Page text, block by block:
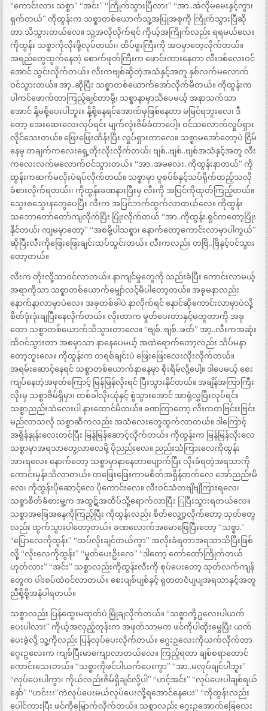
“ကောင်းလား သစ္စာ” “အင်း” “ကြိုက်သွားပြီလား” “အာ..အဲလိုမမေးနှင့်ကွာ၊
ရှက်တယ်” ကိုထွန်းက သစ္စာတစ်ယောက်သူ့အပြုအစုကို ကြိုက်သွားပြီဆို
တာ သိသွားတယ်လေ။ သူ့အလိုလိုက်ရင် ကိုယ့်အကြိုက်လည်း ရရမယ်လေ။
ကိုထွန်း သစ္စာကိုလိုးဖို့လုပ်တယ်၊၊ ထိပ်ဖူးကြီးကို အဝမှာတေ့လိုက်တယ်။
အရည်တွေထွက်နေတဲ့ စောက်ဖုတ်ကြီးက ဖောင်းကားနေတာ လီးဒစ်လေးဝင်
အောင် သွင်းလိုက်တယ်။ လီးကဗျစ်ဆိုတဲ့အသံနှင့်အတူ နှစ်လက်မလောက်
ဝင်သွားတယ်။ အာ့..ဆိုပြီး သစ္စာတစ်ယောက်အော်လိုက်မိတယ်။ ကိုထွန်းက
ပါကင်ဖောက်တာကြည့်ချင်တာမို့၊ သစ္စာနာမှာသိပေမယ့် အနာသက်သာ
အောင် နို့မစို့ပေးပါဘူး။ နို့စို့နေရင်အောက်မှဖြစ်နေတာ မမြင်ရဘူးလေ၊ ဒီ
တော့ အေးဆေးလေးလုပ်ရင်း မျက်လုံးဇိမ်ခံတာပေါ့။ ဝင်သလောက်လှုပ်ရှား
လိုင်သေးတယ်။ ဖြေးဖြေးထိန်းပြီး လှုပ်ရှားတာလေ။ သစ္စာမအော်တော့ပဲ ငြိမ်
နေမှ တချက်ကလေးရှေ့တိုးလိုးလိုက်တယ်၊ ဗျစ်..ဗျစ်..ဗျစ်အသံနှင့်အတူ လီး
ကလေးလက်မလောက်ဝင်သွားတယ်။ “အာ..အမလေး..ကိုထွန်းနာတယ်” ကို
ထွန်းကဆက်မလိုးပဲရပ်လိုက်တယ်။ သစ္စာမှာ ပူစပ်စ်နှင့်သပ်ရိုက်ထည့်သလို
ခံစားလိုက်ရတယ်၊၊ ကိုထွန်းခဏနားပြီးမှ လီးကို အပြင်ကိုထုတ်ကြည့်တယ်။
သွေးစသွေးနတွေပေပြီး လီးက အပြင်ဘက်ထွက်လာတယ်လေ။ ကိုထွန်း
သဘောတော်တော်ကျလိုက်ပြီး ပြုံးလိုက်တယ် “အာ..ကိုထွန်း.ရှင်ကတော့ပြုံး
နိုင်တယ်၊ ကျမမှာတော့” “အစမို့ပါသစ္စာ၊ နောက်တော့ကောင်းလာမှာပါကွယ်”
ဆိုပြီးလီးကိုဖြေးဖြေးချင်းထပ်သွင်းတယ်။ လီးကလည်း တဗြိ..ဗြိနှင့်ဝင်သွား
တော့တယ်။
လီးက တိုးလို့သာဝင်လာတယ်။ နာကျင်မှုတွေကို သည်းခံပြီး ကောင်းလာမယ့်
အရာကိုသာ သစ္စာတစ်ယောက်မျှော်လင့်မိပါတော့တယ်။ အခုမနာလည်း
နောက်နာလာမှာပဲလေ။ အခုတစ်ခါပဲ နာလိုက်ရင် နောင်ဆိုကောင်းလာမှာပဲလို့
စိတ်ဒုံးဒုံးချပြီးနေလိုက်တယ်။ လိုးတာက မှုတ်ပေးတာနှင့်မတူတာကို အခု
တော သစ္စာတစ်ယောက်သိသွားတာလေ။ “ဗျစ်..ဗျစ်..ဖတ်” အာ့..လီးကအဆုံး
ထိဝင်သွားတာ အစမှာသာ နာနေပေမယ့် အထဲရောက်တော့လည်း သိပ်မနာ
တော့ဘူးလေ။ ကိုထွန်းက တရစ်ချင်းပဲ ဖြေးဖြေးလေးလိုးလိုက်တယ်။
အရမ်းဆောင့်နေရင် သစ္စာတစ်ယောက်နာနေမှာ စိုးရိမ်လို့ပေါ့။ ဒါပေမယ့် စေး
ကျပ်နေတဲ့အဖုတ်ကြောင့် မြန်မြန်လိုးရင် ပြီးသွားနိုင်တယ်။ အချိန်အကြာကြီး
လိုးမှ သစ္စာဇိမ်ရှိမှာ၊ တစ်ခါလိုးယုံနှင့် စွဲသွားအောင် အာရုံလွှပြီးလုပ်ရင်း
သစ္စာညည်းသံလေးပါ နားထောင်မိတယ်။ ခဏကြာတော့ လီးကတဗြင်းးဗြင်း
မည်လာသလို သစ္စာဆီကလည်း အသံလေးတွေထွက်လာတယ်။ ဒါကြောင့်
အရှိန်နှုန်းလေးတင်ပြီး မြန်မြန်ဆောင့်လိုက်တယ်။ ကိုထွန်းက မြန်မြန်လိုးလေ
သစ္စာမှာအရသာတွေ့လာလေမို့ ပိုညည်းလေ။ ညည်းသံကြားလေကိုထွန်း
အားရလေ။ နောက်တော့ သစ္စာမှာနာနေတာပျောက်ပြီး လိုးခံရတဲ့အရသာကို
ကောင်းမှန်းသိလာတယ်။ တဖြေးဖြေးကာမစိတ်အရှိန်တက်လေ အော်ညည်းမိ
လေ၊ ကိုထွန်းပိုဆောင့်လေ ပိုကောင်းလေ။ လီးဝင်သံတဗျိဗျိကြားရလေ၊
သစ္စာစိတ်ခံစားမှု့က အထွဋ်အထိပ်သို့ရောက်လာပြီး ြပြီးသွားရတယ်လေ။
သစ္စာအခြေအနေကိုကြည့်ပြီး ကိုထွန်းလည်း စိတ်လျှော့လိုက်တော့ သုတ်တွေ
လည်း ထွက်သွားပါတော့တယ်။ ခဏလောက်အမောဖြေပြီးတော့ “သစ္စာ.”
“ပြောလေကိုထွန်း” “ထပ်လိုးချင်တယ်ကွာ” အလိုးခံရတာအရသာသိပြီးဖြစ်
လို့ “လိုးလေကိုထွန်း” “မှုတ်ပေးဦးလေ” “ဒါတော့ တော်တော်ကြိုက်တယ်
ဟုတ်လား” “အင်း” သစ္စာလည်းကိုထွန်းလီးကို စုပ်ပေးတော့ သုတ်လက်ကျန်
တွေက ပါးစပ်ထဲဝင်လာတယ်။ စေးပျစ်ပျစ်နှင့် ရှတတငံပျပျအရသာနှင့်အတူ
ညီစို့စို့အနံပါရတယ်။
သစ္စာလည်း ပြန်ထွေးမထုတ်ပဲ မြိုချလိုက်တယ်။ “သစ္စာကို့ဥလေးပါယက်
ပေးပါလား” ကိုယ့်အလှည့်တုန်းက အဖုတ်သာမက ဖင်ကိုပါထိုးမွှေပြီး ယက်
ပေးခဲ့လို့ သူ့ကိုလည်း ပြန်လုပ်ပေးလိုက်တယ်။ ဂွေးဥလေးကိုယက်လိုက်တာ
ဂွေးဥလေးက ကျစ်ပြီးမာကျောလာတယ်လေ။ ကြည့်ရတာ ချစ်စရာတောင်
ကောင်းသေးတယ်။ “သစ္စာကိုဖင်ပါယက်ပေးကွာ” “အာ..မလုပ်ချင်ပါဘူး”
“လုပ်ပေးပါကွာ၊ ကိုယ်လည်းဇိမ်ရှိချင်လို့ပါ” “ဟင့်အင်း” “လုပ်ပေးပါချစ်ရယ်
နှော်” “ဟင်းးး”ကဲလုပ်ပေးမယ်လုပ်ပေးလို့ရအောင်နေပေး” “ကိုထွန်းလည်း
ပေါင်ကားပြီး ဖင်ကိုမြှောက်လိုက်တယ်။ သစ္စာလည်း ဂွေးဥအောက်ခြေလေး